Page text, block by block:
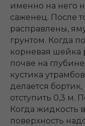
именно на него
саженец. После
расправлены,
грунтом. Когда
корневая шейка
почве на
кустика
делается
отступить 0,3 м.
Когда жидкость
поверхность